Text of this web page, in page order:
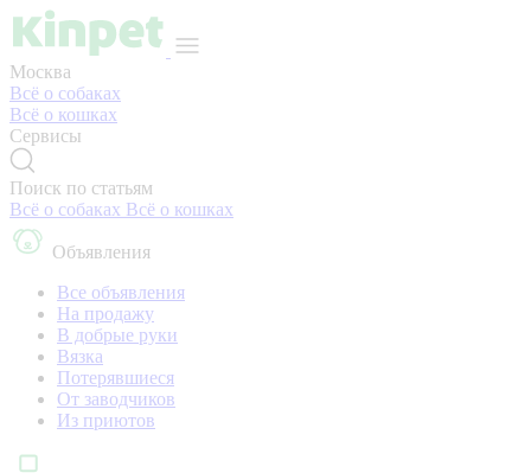
Москва
Всё о собаках
Всё о кошках
Сервисы
Поиск по статьям
Всё о собаках Всё о кошках
Объявления
Все объявления
На продажу
В добрые руки
Вязка
Потерявшиеся
От заводчиков
Из приютов